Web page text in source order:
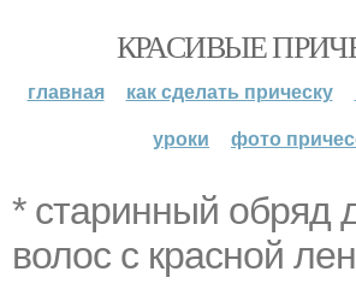
КРАСИВЫЕ
главная как сделать прическу
уроки
фото
* старинный обряд
волос с красной